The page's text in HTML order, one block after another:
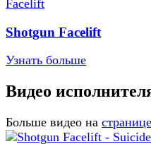
Shotgun Facelift
Узнать больше
Видео
Больше видео на